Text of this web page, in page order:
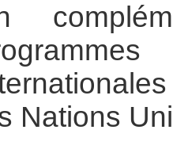
Nations